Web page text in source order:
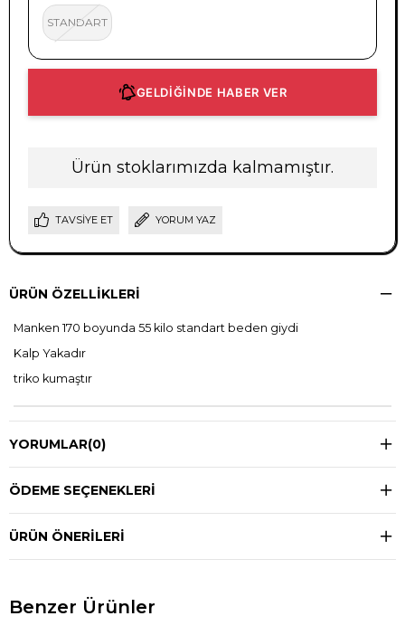
STANDART
GELDİĞİNDE HABER VER
Ürün stoklarımızda kalmamıştır.
TAVSIYE ET YORUM YAZ
ÜRÜN ÖZELLIKLERI
Manken 170 boyunda 55 kilo standart beden giydi
Kalp Yakadır
triko kumaştır
YORUMLAR(0)
ÖDEME SEÇENEKLERI
ÜRÜN ÖNERILERI
Benzer Ürünler